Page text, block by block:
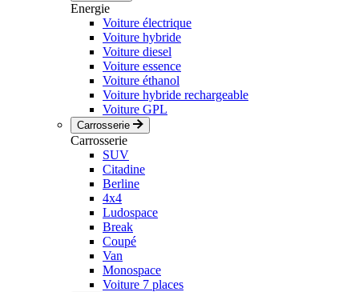
Energie
Voiture électrique
Voiture hybride
Voiture diesel
Voiture essence
Voiture éthanol
Voiture hybride rechargeable
Voiture GPL
Carrosserie
Carrosserie
SUV
Citadine
Berline
4x4
Ludospace
Break
Coupé
Van
Monospace
Voiture 7 places